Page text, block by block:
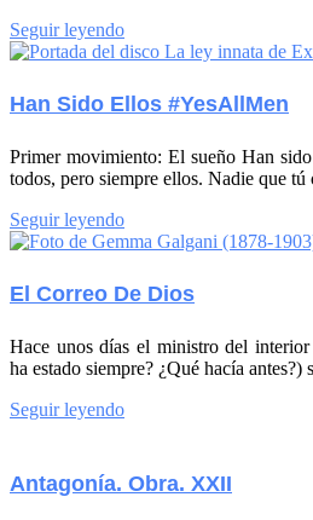
Seguir leyendo
Han Sido Ellos #YesAllMen
Primer movimiento: El sueño Han
todos, pero siempre ellos. Nadie que tú
Seguir leyendo
El Correo De Dios
Hace unos días el ministro del
ha estado siempre? ¿Qué hacía antes?)
Seguir leyendo
Antagonía. Obra. XXII